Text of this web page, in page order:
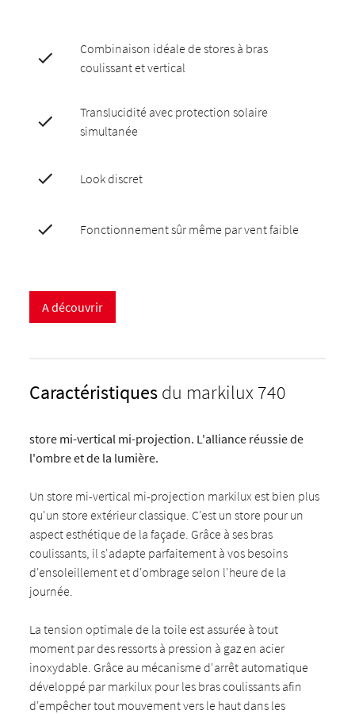
Combinaison idéale de stores à bras
coulissant et vertical
Translucidité avec protection solaire
simultanée
Look discret
Fonctionnement sûr même par vent faible
A découvrir
Caractéristiquesdu markilux 740
store mi-vertical mi-projection. L'alliance réussie de
l'ombre et de la lumière.
Un store mi-vertical mi-projection markilux est bien plus
qu'un store extérieur classique. C'est un store pour un
aspect esthétique de la façade. Grâce à ses bras
coulissants, il s'adapte parfaitement à vos besoins
d'ensoleillement et d'ombrage selon l'heure de la
journée.
La tension optimale de la toile est assurée à tout
moment par des ressorts à pression à gaz en acier
inoxydable. Grâce au mécanisme d'arrêt automatique
développé par markilux pour les bras coulissants afin
d'empêcher tout mouvement vers le haut dans les